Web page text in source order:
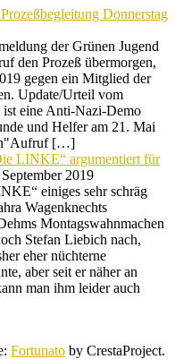
Donnerstag
der Grünen Jugend
den Prozeß übermorgen,
gegen ein Mitglied der
Update/Urteil vom
ist eine Anti-Nazi-Demo
und Helfer am 21. Mai
[…]
LINKE“ argumentiert für
2019
einiges sehr schräg
Wagenknechts
Montagswahnmachen
Stefan Liebich nach,
eher nüchterne
aber seit er näher an
man ihm leider auch
Fortunato by CrestaProject.